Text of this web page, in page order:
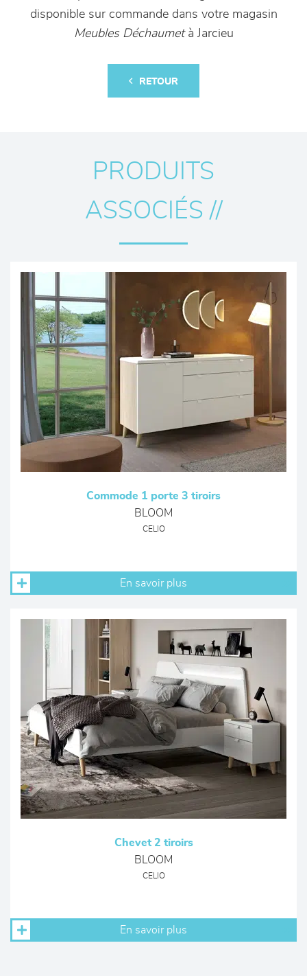
disponible sur commande dans votre magasin
Meubles Déchaumetà Jarcieu
RETOUR
PRODUITS
ASSOCIÉS //
Commode 1 porte 3 tiroirs
BLOOM
CELIO
En savoir plus
Chevet 2 tiroirs
BLOOM
CELIO
En savoir plus